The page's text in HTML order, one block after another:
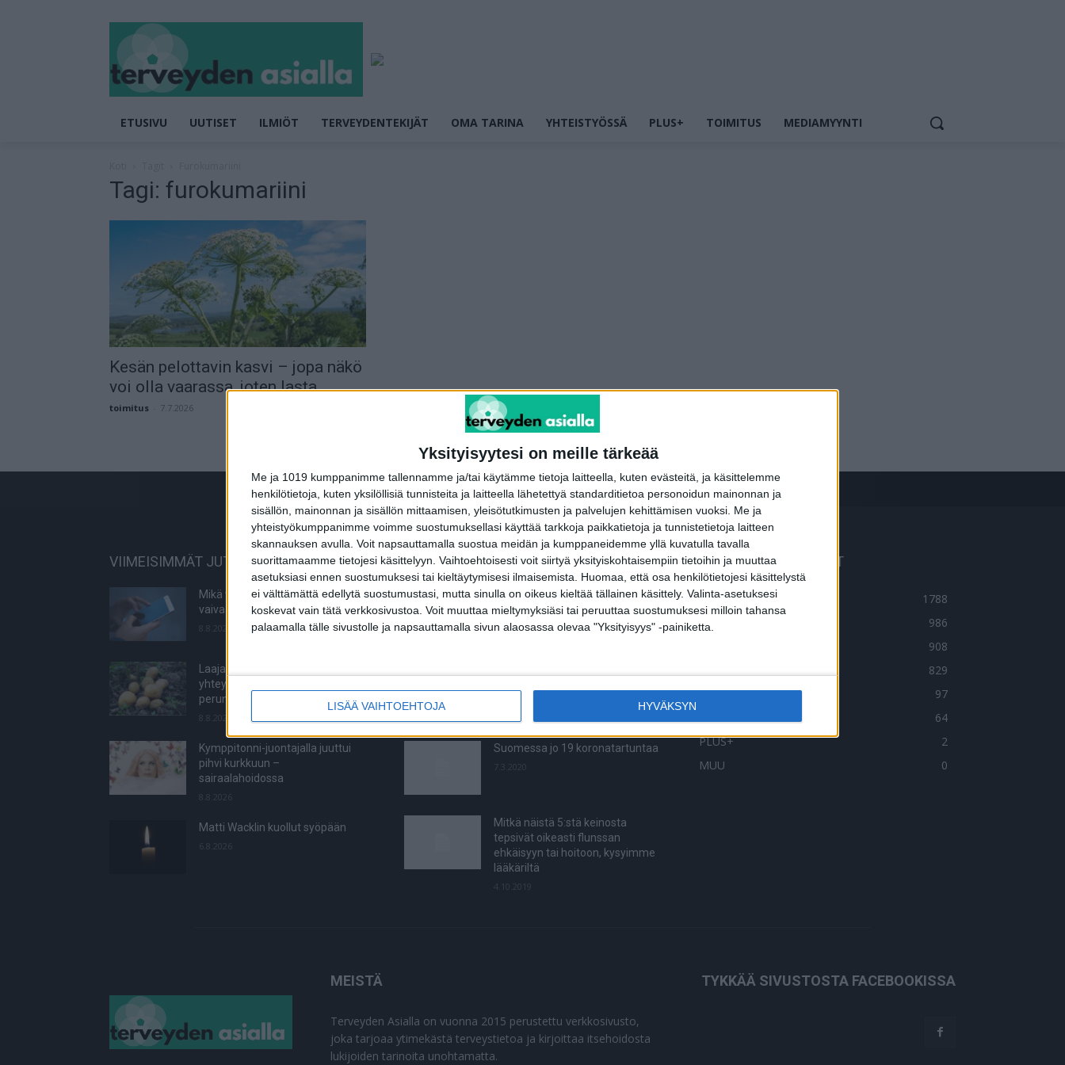
Yksityisyytesi on meille tärkeää
Me ja 1019 kumppanimme tallennamme ja/tai käytämme tietoja laitteella, kuten evästeitä, ja käsittelemme
henkilötietoja, kuten yksilöllisiä tunnisteita ja laitteella lähetettyä standarditietoa personoidun mainonnan ja
sisällön, mainonnan ja sisällön mittaamisen, yleisötutkimusten ja palvelujen kehittämisen vuoksi. Me ja
yhteistyökumppanimme voimme suostumuksellasi käyttää tarkkoja paikkatietoja ja tunnistetietoja laitteen
skannauksen avulla. Voit napsauttamalla suostua meidän ja kumppaneidemme yllä kuvatulla tavalla
suorittamaamme tietojesi käsittelyyn. Vaihtoehtoisesti voit siirtyä yksityiskohtaisempiin tietoihin ja muuttaa
asetuksiasi ennen suostumuksesi tai kieltäytymisesi ilmaisemista. Huomaa, että osa henkilötietojesi käsittelystä
ei välttämättä edellytä suostumustasi, mutta sinulla on oikeus kieltää tällainen käsittely. Valinta-asetuksesi
koskevat vain tätä verkkosivustoa. Voit muuttaa mieltymyksiäsi tai peruuttaa suostumuksesi milloin tahansa
palaamalla tälle sivustolle ja napsauttamalla sivun alaosassa olevaa "Yksityisyys" -painiketta.
LISÄÄ VAIHTOEHTOJA HYVÄKSYN
ETUSIVU UUTISET ILMIÖT TERVEYDENTEKIJÄT OMA TARINA YHTEISTYÖSSÄ PLUS+ TOIMITUS MEDIAMYYNTI
Tagi: furokumariini
Kesän pelottavin kasvi – jopa näkö
voi olla vaarassa, joten lasta...
toimitus 7.7.2026
VIIMEISIMMÄT JUTUT
Mikä varsinkin miehiä oikein
vaivaa Facebookissa?
Laaja tutkimus löysi selvän
yhteyden diabetesriskiin – syötkö
perunasi näin?
Kymppitonni-juontajalla juuttui
pihvi kurkkuun –
sairaalahoidossa
Matti Wacklin kuollut syöpään
6.8.2026
POIMITUT PALAT
Koronavirusta löytyi Helsingin ja
Turun jätevesistä
2.6.2020
2.11.2021
Suomessa jo 19 koronatartuntaa
7.3.2020
Mitkä näistä 5:stä keinosta
tepsivät oikeasti flunssan
ehkäisyyn tai hoitoon, kysyimme
lääkäriltä
4.10.2019
SUOSITUIMMAT OSIOT
UUTISET
1788
ILMIÖT
986
908
829
TOIMITUKSEN POIMINTA
97
64
PLUS+
2
MUU
0
MEISTÄ
Terveyden Asialla on vuonna 2015 perustettu verkkosivusto,
joka tarjoaa ytimekästä terveystietoa ja kirjoittaa itsehoidosta
lukijoiden tarinoita unohtamatta.
TYKKÄÄ SIVUSTOSTA FACEBOOKISSA